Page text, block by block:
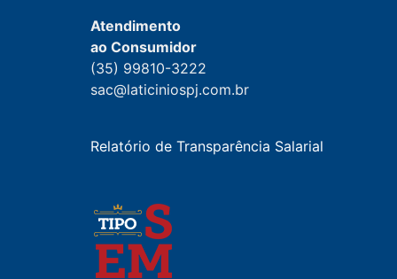
Atendimento
ao Consumidor
(35) 99810-3222
sac@laticiniospj.com.br
Relatório de Transparência Salarial